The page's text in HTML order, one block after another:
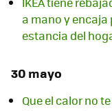
a mano y
estancia del
30 mayo
Que el calor no